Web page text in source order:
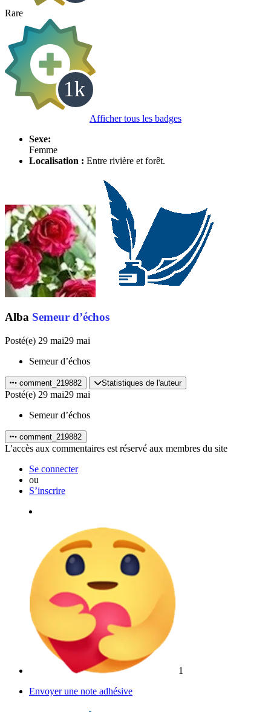
Rare
Afficher tous les badges
Sexe:
Femme
Localisation : Entre rivière et forêt.
Alba Semeur d’échos
Posté(e) 29 mai29 mai
Semeur d’échos
comment_219882 Statistiques de l'auteur
Posté(e) 29 mai29 mai
Semeur d’échos
comment_219882
L'accès aux commentaires est réservé aux membres du site
Se connecter
ou
S’inscrire
1
Envoyer une note adhésive